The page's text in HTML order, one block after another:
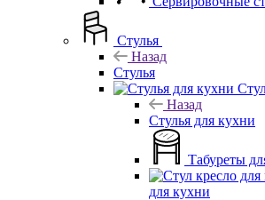
Стулья
Назад
Стулья
Назад
Стулья для кухни
Табуреты
для кухни